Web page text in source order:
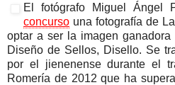
El fotógrafo Miguel Ángel
concurso una fotografía de
optar a ser la imagen
Diseño de Sellos, Disello. Se
por el jienenense durante el
Romería de 2012 que ha